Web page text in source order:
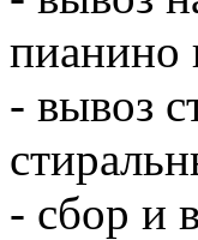
пианино
- вывоз
- сбор и